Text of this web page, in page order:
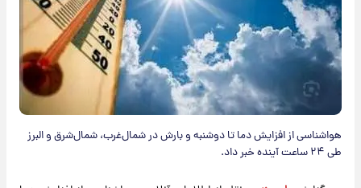
هواشناسی از افزایش دما تا دوشنبه و بارش در شمال‌غرب، شمال‌شرق و البرز
طی ۲۴ ساعت آینده خبر داد.